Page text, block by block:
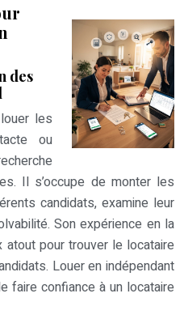
des
les
ou
Il s’occupe de monter les
candidats, examine leur
Son expérience en la
pour trouver le locataire
Louer en indépendant
faire confiance à un locataire